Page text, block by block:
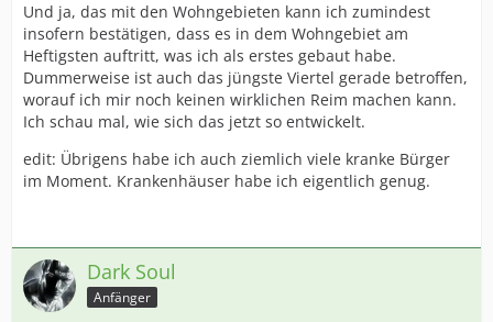
Und ja, das mit den Wohngebieten kann ich zumindest
insofern bestätigen, dass es in dem Wohngebiet am
Heftigsten auftritt, was ich als erstes gebaut habe.
Dummerweise ist auch das jüngste Viertel gerade betroffen,
worauf ich mir noch keinen wirklichen Reim machen kann.
Ich schau mal, wie sich das jetzt so entwickelt.
edit: Übrigens habe ich auch ziemlich viele kranke Bürger
im Moment. Krankenhäuser habe ich eigentlich genug.
Dark Soul
Anfänger